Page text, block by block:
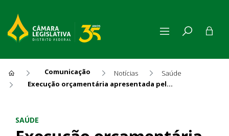
Comunicação Notícias
Saúde
Execução orçamentária apresentada pela Secretaria de Saúde comprova quanto o DF precisa do Fundo Constitucional
SAÚDE